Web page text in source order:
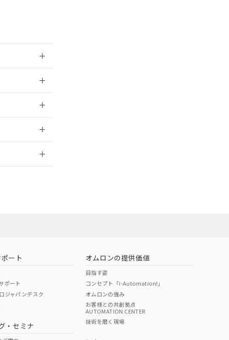
ート
ポート
ジャパンデスク
・セミナ
オムロンの提供価値
目指す姿
コンセプト「i-Automation!」
オムロンの強み
お客様との共創拠点
AUTOMATION CENTER
技術を磨く現場